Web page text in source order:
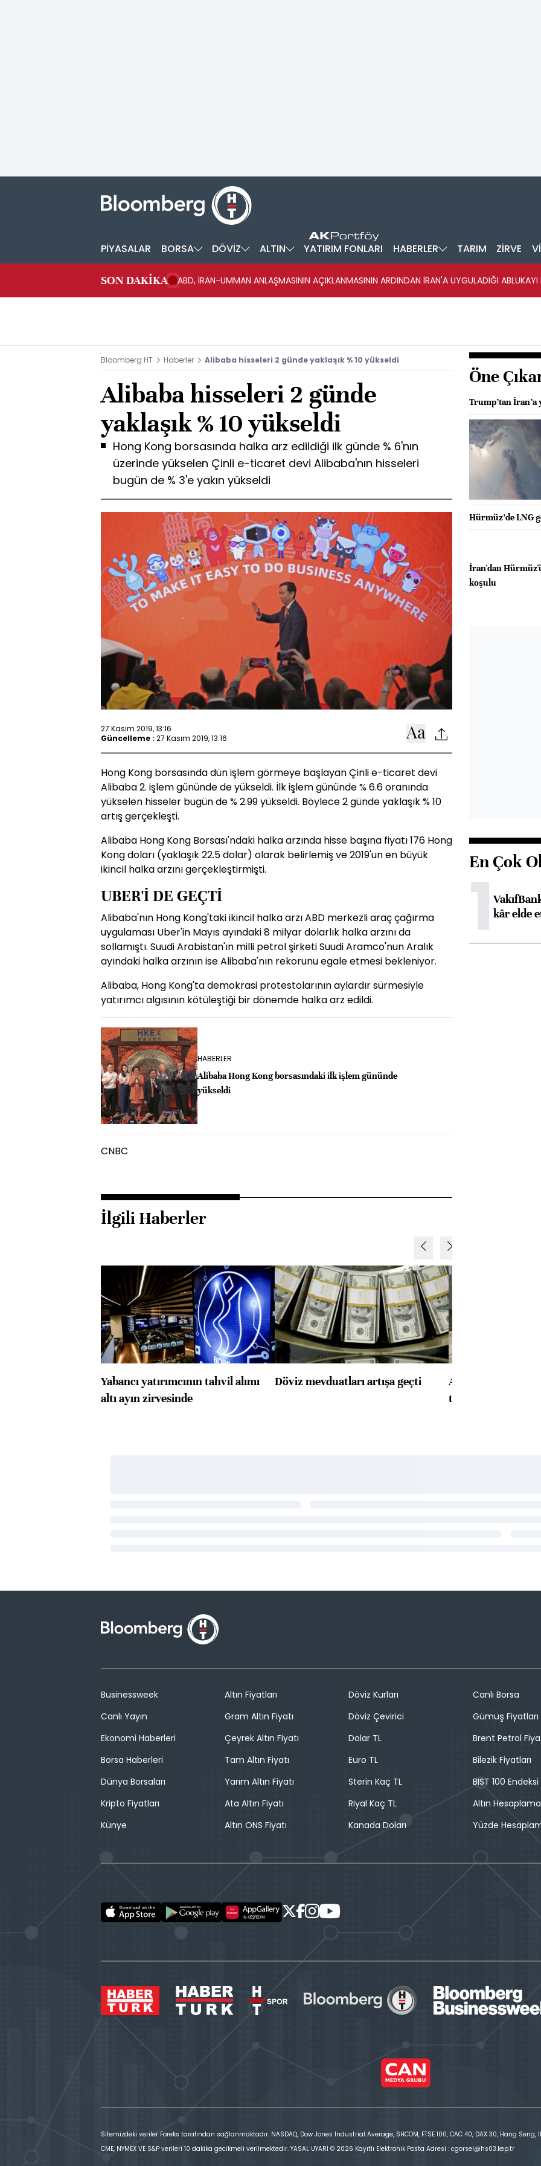
PİYASALAR BORSA DÖVİZ ALTIN YATIRIM FONLARI HABERLER TARIM ZİRVE
SON DAKİKA ABD, İRAN-UMMAN ANLAŞMASININ AÇIKLANMASININ ARDINDAN İRAN'A UYGULADIĞI ABLUKAYI
Bloomberg HT Haberler Alibaba hisseleri 2 günde yaklaşık % 10 yükseldi
Alibaba hisseleri 2 günde
yaklaşık % 10 yükseldi
Hong Kong borsasında halka arz edildiği ilk günde % 6'nın
üzerinde yükselen Çinli e-ticaret devi Alibaba'nın hisseleri
bugün de % 3'e yakın yükseldi
27 Kasım 2019, 13:16
Güncelleme : 27 Kasım 2019, 13:16
Hong Kong borsasında dün işlem görmeye başlayan Çinli e-ticaret devi
Alibaba 2. işlem gününde de yükseldi. İlk işlem gününde % 6.6 oranında
yükselen hisseler bugün de % 2.99 yükseldi. Böylece 2 günde yaklaşık % 10
artış gerçekleşti.
Alibaba Hong Kong Borsası'ndaki halka arzında hisse başına fiyatı 176 Hong
Kong doları (yaklaşık 22.5 dolar) olarak belirlemiş ve 2019'un en büyük
ikincil halka arzını gerçekleştirmişti.
UBER'İ DE GEÇTİ
Alibaba'nın Hong Kong'taki ikincil halka arzı ABD merkezli araç çağırma
uygulaması Uber'in Mayıs ayındaki 8 milyar dolarlık halka arzını da
sollamıştı. Suudi Arabistan'ın milli petrol şirketi Suudi Aramco'nun Aralık
ayındaki halka arzının ise Alibaba'nın rekorunu egale etmesi bekleniyor.
Alibaba, Hong Kong'ta demokrasi protestolarının aylardır sürmesiyle
yatırımcı algısının kötüleştiği bir dönemde halka arz edildi.
HABERLER
Alibaba Hong Kong borsasındaki ilk işlem gününde
yükseldi
CNBC
İlgili Haberler
Yabancı yatırımcının tahvil alımı
altı ayın zirvesinde
Döviz mevduatları artışa geçti
ABD'de konut
toparlandı
Öne
Trump’tan İran’a
Hürmüz’de LNG
İran'dan
koşulu
En Çok
1kâr elde
Businessweek
Canlı Yayın
Ekonomi Haberleri
Borsa Haberleri
Dünya Borsaları
Kripto Fiyatları
Künye
Altın Fiyatları
Gram Altın Fiyatı
Çeyrek Altın Fiyatı
Tam Altın Fiyatı
Yarım Altın Fiyatı
Ata Altın Fiyatı
Altın ONS Fiyatı
Döviz Kurları
Döviz Çevirici
Dolar TL
Euro TL
Sterin Kaç TL
Riyal Kaç TL
Kanada Doları
Canlı Borsa
Gümüş Fiyatları
Brent Petrol
Bilezik Fiyatları
BIST 100 Endeksi
Altın Hesaplama
Yüzde
Sitemizdeki veriler Foreks tarafından sağlanmaktadır. NASDAQ, Dow Jones Industrial Average, SHCOM, FTSE 100, CAC 40, DAX 30, Hang Seng,
CME, NYMEX VE S&P verileri 10 dakika gecikmeli verilmektedir. YASAL UYARI © 2026 Kayıtlı Elektronik Posta Adresi : cgorsel@hs03.kep.tr